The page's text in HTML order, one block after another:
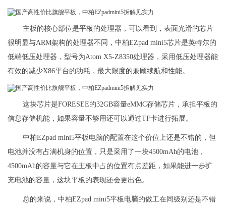
主板的核心部位是平板的处理器，可以看到，表面光滑的芯片
很明显与ARM架构的处理器不同，中柏EZpad mini5芯片是英特尔的
低端低压处理器，型号为Atom X5-Z8350处理器，采用低压处理器能
有效的减少X86平台的功耗，最大限度的兼顾续航和性能。
这块芯片是FORESEE的32GB容量eMMC存储芯片，承担平板的
信息存储机能，如果容量不够用还可以通过TF卡进行拓展。
中柏EZpad mini5平板电脑的配置在这个价位上还是不错的，但
电池并没有占满机身的位置，只是采用了一块4500mAh的电池，
4500mAh的容量与它在主板中占的位置有点差距，如果能进一步扩
充电池的容量，这块平板的表现还会更出色。
总的来说，中柏EZpad mini5平板电脑的做工在同级别还是不错